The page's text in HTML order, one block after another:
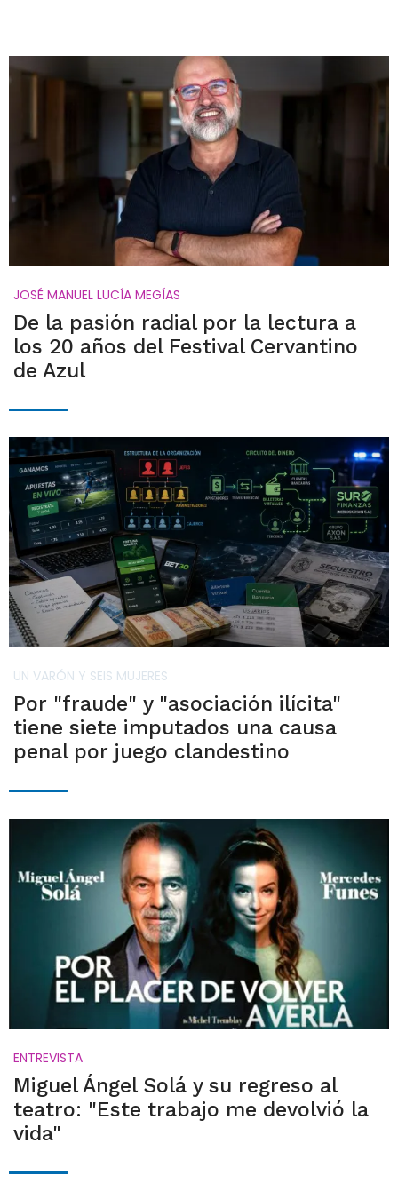
JOSÉ MANUEL LUCÍA MEGÍAS
De la pasión radial por la lectura a
los 20 años del Festival Cervantino
de Azul
UN VARÓN Y SEIS MUJERES
Por "fraude" y "asociación ilícita"
tiene siete imputados una causa
penal por juego clandestino
ENTREVISTA
Miguel Ángel Solá y su regreso al
teatro: "Este trabajo me devolvió la
vida"